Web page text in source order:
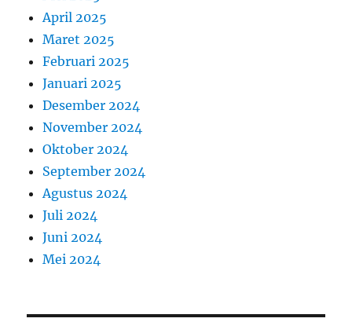
April 2025
Maret 2025
Februari 2025
Januari 2025
Desember 2024
November 2024
Oktober 2024
September 2024
Agustus 2024
Juli 2024
Juni 2024
Mei 2024